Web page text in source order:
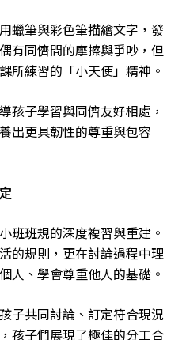
蠟筆與彩色筆描繪文字，發
有同儕間的摩擦與爭吵，但
所練習的「小天使」精神。
孩子學習與同儕友好相處，
出更具韌性的尊重與包容
班班規的深度複習與重建。
的規則，更在討論過程中理
人、學會尊重他人的基礎。
子共同討論、訂定符合現況
孩子們展現了極佳的分工合